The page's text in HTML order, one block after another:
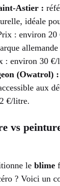
Astier :
idéale
: environ 20
: environ 30 €/
(Owatrol) :
aux
€/litre.
vs
le blime
? Voici un